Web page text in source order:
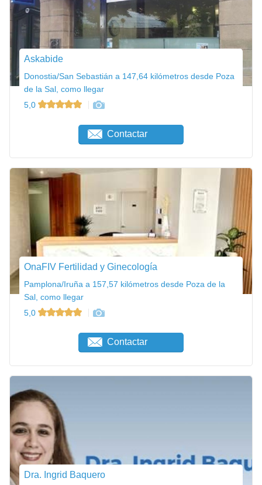
Askabide
Donostia/San Sebastián a 147,64 kilómetros desde Poza
de la Sal, como llegar
5,0
Contactar
OnaFIV Fertilidad y Ginecología
Pamplona/Iruña a 157,57 kilómetros desde Poza de la
Sal, como llegar
5,0
Contactar
Dra. Ingrid Baquero